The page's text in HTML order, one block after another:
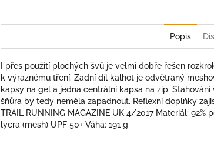
Popis
I přes použití plochých švů je velmi dobře řešen
k výraznému tření. Zadní díl kalhot je odvětraný
kapsy na gel a jedna centrální kapsa na zip.
šňůra by tedy neměla zapadnout. Reflexní doplňky
TRAIL RUNNING MAGAZINE UK 4/2017 Materiál:
lycra (mesh) UPF 50+ Váha: 191 g